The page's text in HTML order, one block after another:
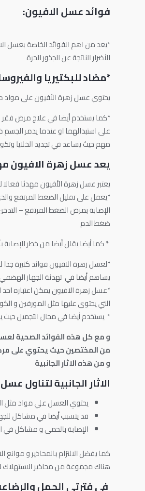
فوائد عسل الافيون:
*يعد من اهم الفوائد الخاصة بعسل
الأضرار الناتجة عن الجذور الحرة
*مضاد للبكتيريا
يحتوي عسل زهرة الأفيون على مواد
*كما يستخدم أيضا في علاج مرض فقر
على استبدالهما او عندما يدمر
مهم حيث يساعد في تجديد الخلايا
يعد عسل زهرة الافيون
يعتبر عسل زهرة الأفيون مهدئا
*يعمل على تقليل الضغط المرتفع
الإصابة بمرض الضغط المرتفع –
ضغط الدم
* كما أيضا يقلل أيضا من خطر
*لعسل زهرة الافيون فوائد كثيرة جدا
يساهم أيضا في تهدئة الجهاز
*عسل زهرة الافيون يمكن اعتباره احد
التي يحتوى عليها مثل المورفين و
* يستخدم أيضا في مجال التجميل حيث
و مع كل هذه الفوائد الصحية
من المختصين حيث يحتوي على
و من هذه الاثار الجانبية
الاثار الجانبية لتناول
يحتوي العسل علي مواد مثل
قد يتسبب أيضا في مشاكل
الإصابة بالحمى و مشاكل في
كما يفضل الالتزام بالمحاذير و
هناك مجموعة من محاذير الاستهلاك
في فترتى الحمل